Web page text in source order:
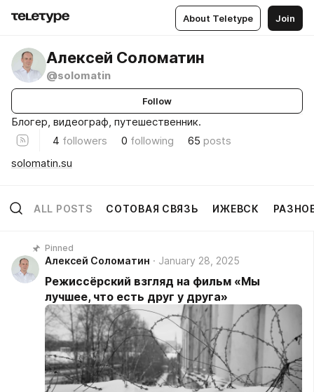
About Teletype Join
Алексей Соломатин
@solomatin
Follow
Блогер, видеограф, путешественник.
4 followers 0 following 65 posts
solomatin.su
ALL POSTS СОТОВАЯ СВЯЗЬ ИЖЕВСК
Pinned
Алексей Соломатин January 28, 2025
Режиссёрский взгляд на фильм «Мы
лучшее, что есть друг у друга»